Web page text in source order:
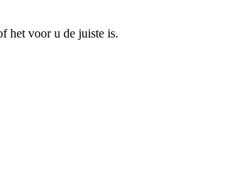
het voor u de juiste is.